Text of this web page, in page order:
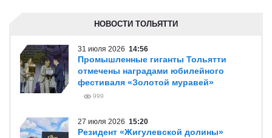
НОВОСТИ ТОЛЬЯТТИ
31 июля 2026 14:56
Промышленные гиганты Тольятти
отмечены наградами юбилейного
фестиваля «Золотой муравей»
999
27 июля 2026 15:20
Резидент «Жигулевской долины»